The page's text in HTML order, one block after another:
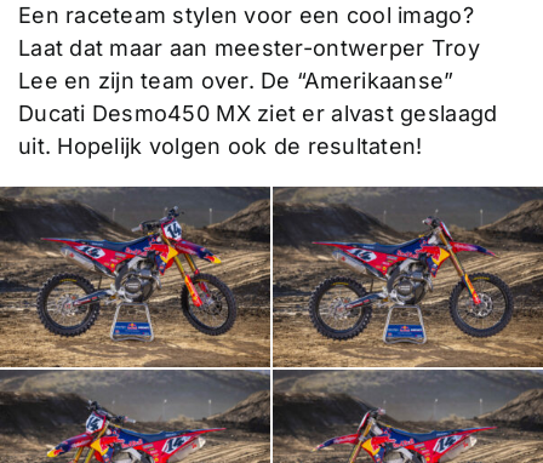
Een raceteam stylen voor een cool imago?
Laat dat maar aan meester-ontwerper Troy
Lee en zijn team over. De “Amerikaanse”
Ducati Desmo450 MX ziet er alvast geslaagd
uit. Hopelijk volgen ook de resultaten!